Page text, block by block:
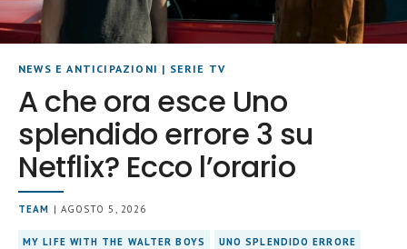
NEWS E ANTICIPAZIONI | SERIE TV
A che ora esce Uno
splendido errore 3 su
Netflix? Ecco l’orario
TEAM | AGOSTO 5, 2026
MY LIFE WITH THE WALTER BOYS UNO SPLENDIDO ERRORE